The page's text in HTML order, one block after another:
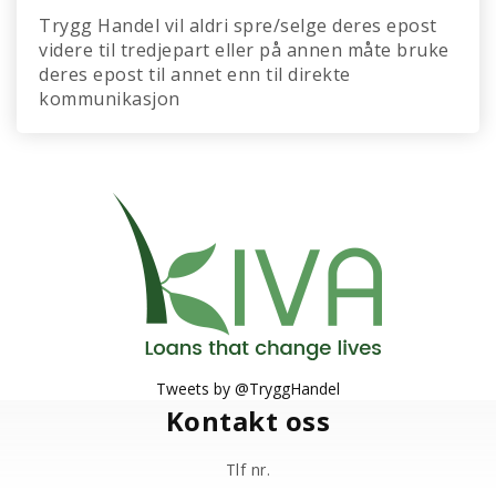
Trygg Handel vil aldri spre/selge deres epost
videre til tredjepart eller på annen måte bruke
deres epost til annet enn til direkte
kommunikasjon
Tweets by @TryggHandel
Kontakt oss
Tlf nr.